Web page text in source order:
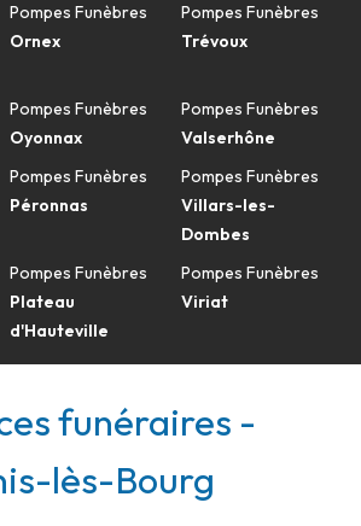
Pompes Funèbres
Ornex
Pompes Funèbres
Oyonnax
Pompes Funèbres
Péronnas
Pompes Funèbres
Plateau
d'Hauteville
Pompes Funèbres
Trévoux
Pompes Funèbres
Valserhône
Pompes Funèbres
Villars-les-
Dombes
Pompes Funèbres
Viriat
funéraires -
lès-Bourg